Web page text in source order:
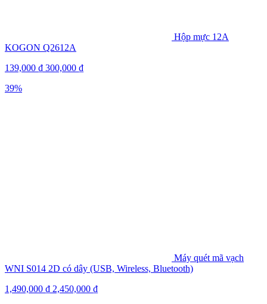
Hộp mực 12A
KOGON Q2612A
139,000 ₫ 300,000 ₫
39%
Máy quét mã vạch
WNI S014 2D có dây (USB, Wireless, Bluetooth)
1,490,000 ₫ 2,450,000 ₫